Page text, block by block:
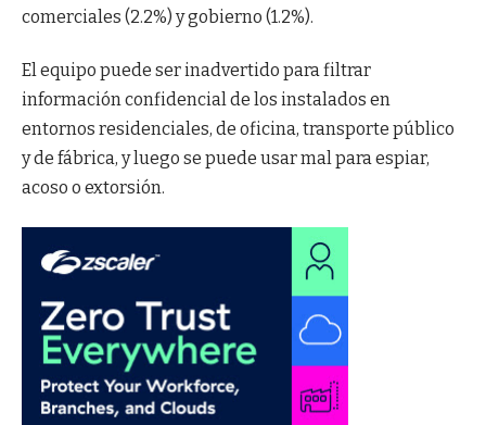
comerciales (2.2%) y gobierno (1.2%).
El equipo puede ser inadvertido para filtrar
información confidencial de los instalados en
entornos residenciales, de oficina, transporte público
y de fábrica, y luego se puede usar mal para espiar,
acoso o extorsión.